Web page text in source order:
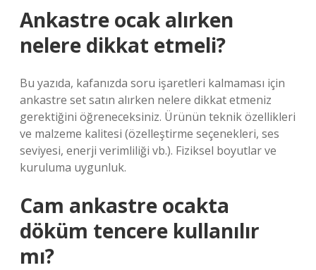
Ankastre ocak alırken
nelere dikkat etmeli?
Bu yazıda, kafanızda soru işaretleri kalmaması için
ankastre set satın alırken nelere dikkat etmeniz
gerektiğini öğreneceksiniz. Ürünün teknik özellikleri
ve malzeme kalitesi (özelleştirme seçenekleri, ses
seviyesi, enerji verimliliği vb.). Fiziksel boyutlar ve
kuruluma uygunluk.
Cam ankastre ocakta
döküm tencere kullanılır
mı?